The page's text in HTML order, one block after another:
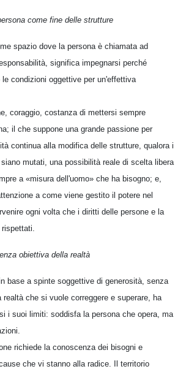
come fine delle strutture
spazio dove la persona è chiamata ad
significa impegnarsi perché
condizioni oggettive per un'effettiva
coraggio, costanza di mettersi sempre
il che suppone una grande passione per
continua alla modifica delle strutture, qualora i
mutati, una possibilità reale di scelta libera
a «misura dell'uomo» che ha bisogno; e,
a come viene gestito il potere nel
ogni volta che i diritti delle persone e la
rispettati.
obiettiva della realtà
base a spinte soggettive di generosità, senza
realtà che si vuole correggere e superare, ha
i suoi limiti: soddisfa la persona che opera, ma
richiede la conoscenza dei bisogni e
che vi stanno alla radice. Il territorio